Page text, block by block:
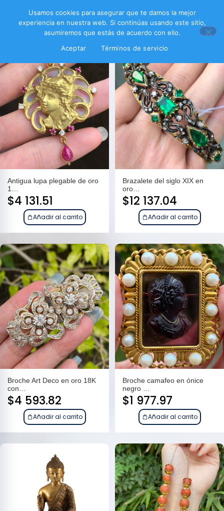
Filtrar productos
Antigua lupa plegable de oro
1…
$4 131.51
Añadir al carrito
Brazalete del siglo XIX en
oro…
$12 137.04
Añadir al carrito
Broche Art Deco en oro 18K
con…
$4 593.82
Añadir al carrito
Broche camafeo en ónice
negro …
$1 977.97
Añadir al carrito
Usamos cookies para asegurar que te damos la mejor
experiencia en nuestra web. Si continúas usando este sitio,
asumiremos que estás de acuerdo con ello.
Aceptar
Términos de servicio